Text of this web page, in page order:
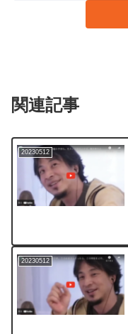
関連記事
20230512
20230512